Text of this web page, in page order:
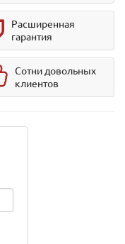
Расширенная
гарантия
Сотни довольных
клиентов